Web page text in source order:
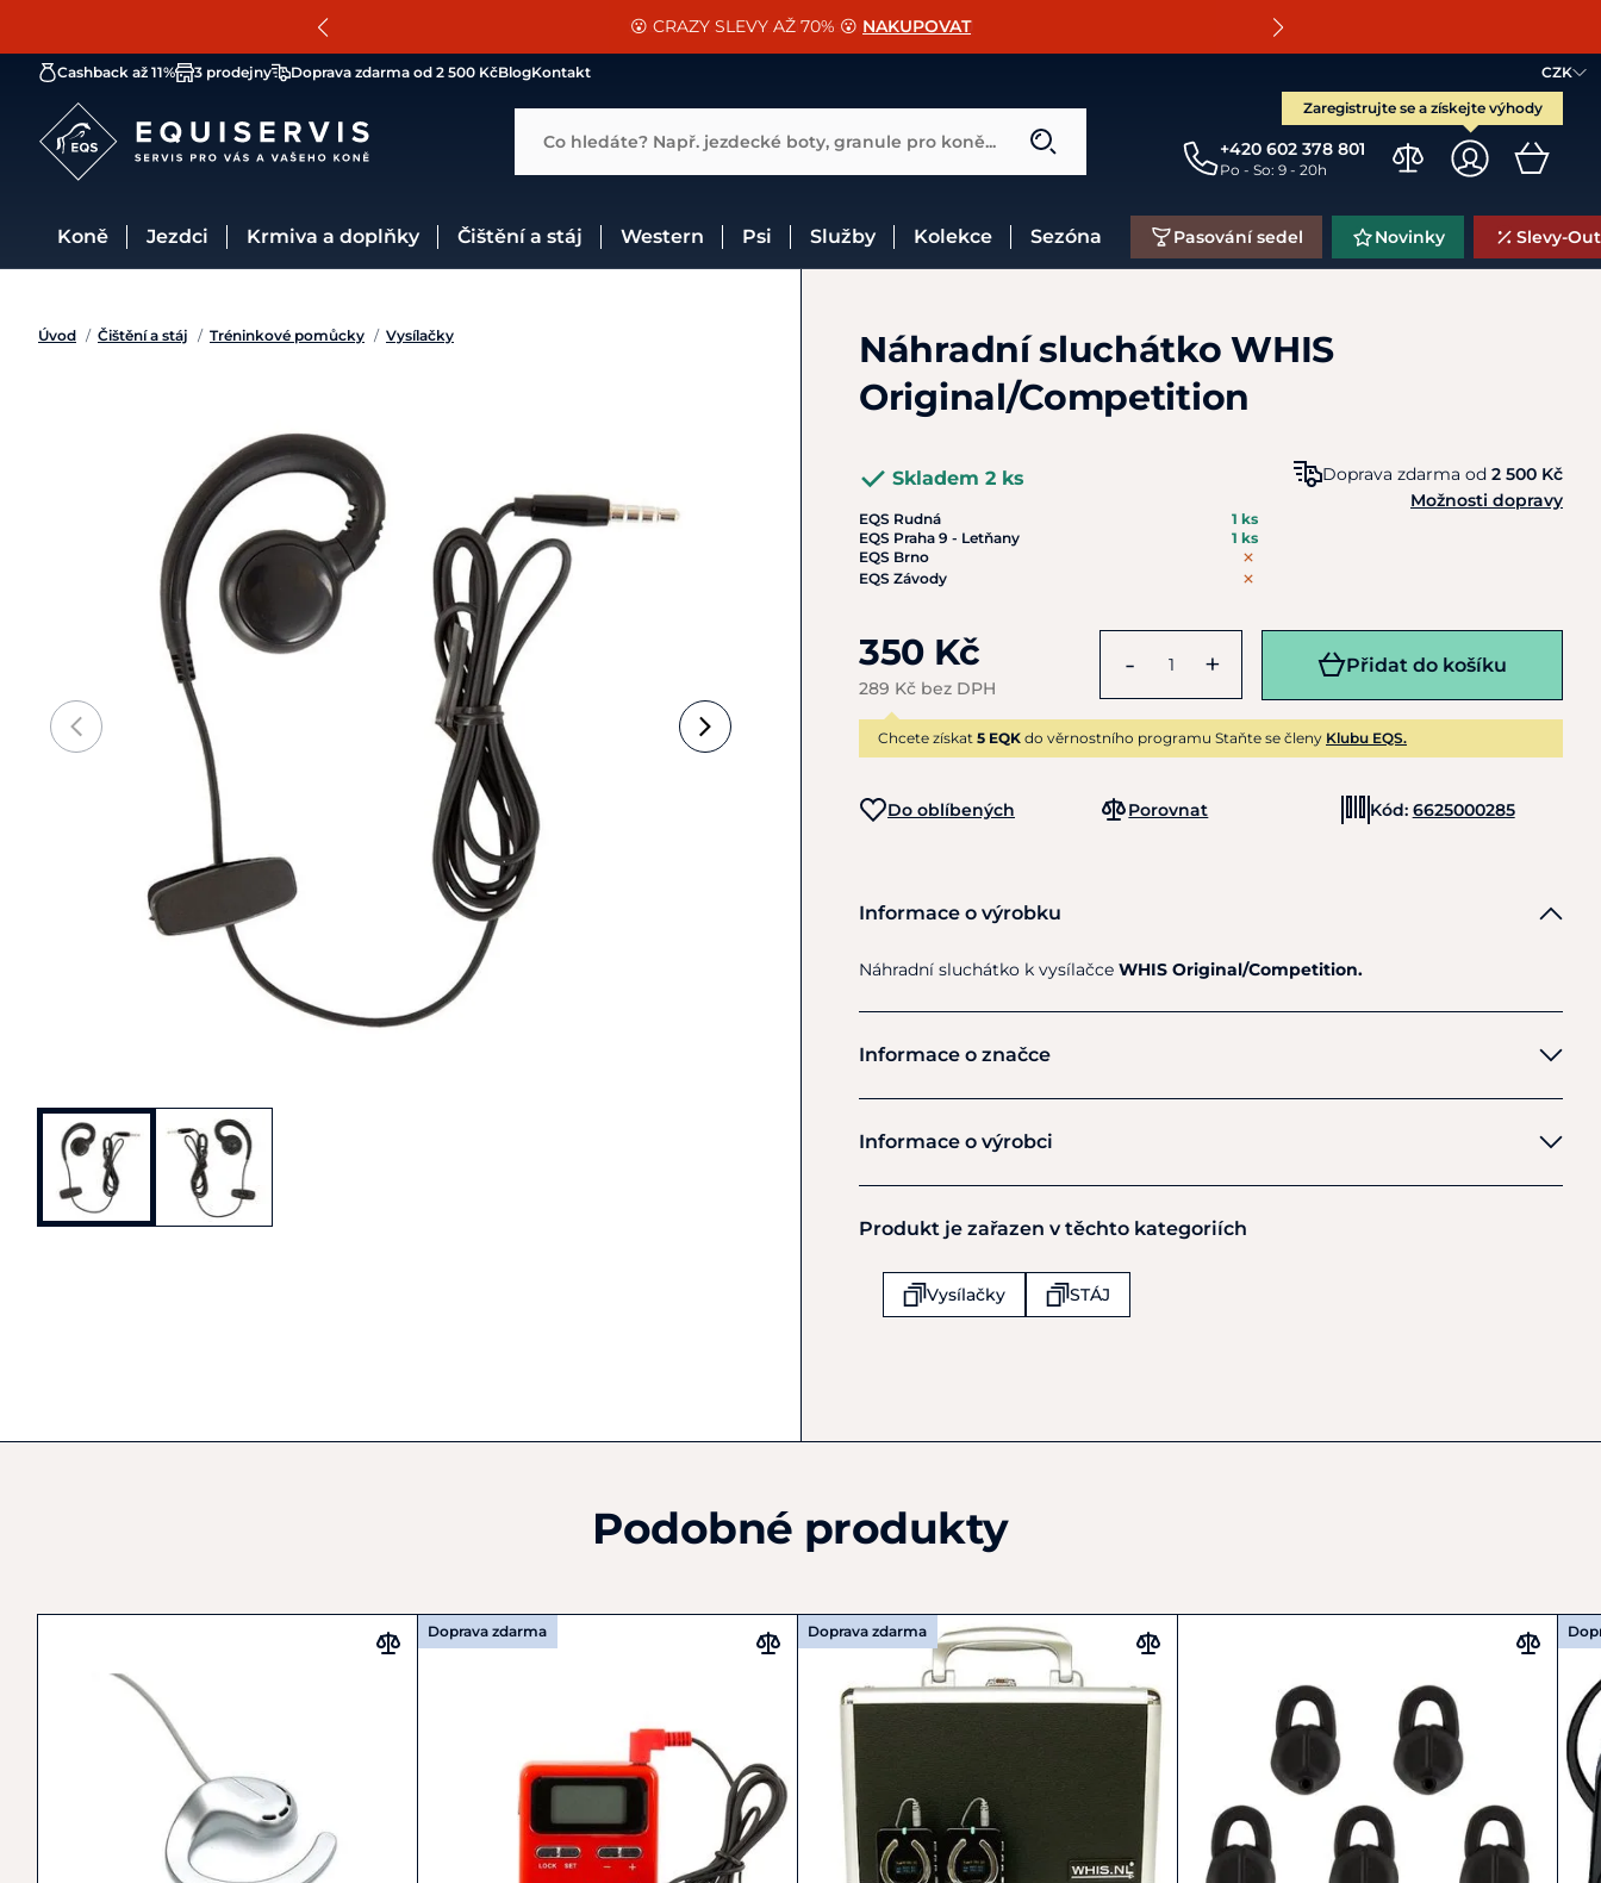
SLEVA 13% na vše od Cassini! CHCI SLEVU
😮 CRAZY SLEVY AŽ 70% 😮 NAKUPOVAT
📐Pasování a doplňky k vybraným sedlům ZDARMA 🐴
CZK
Zaregistrujte se a získejte výhody
+420 602 378 801
Po - So: 9 - 20h
Cashback až 11% 3 prodejny Doprava zdarma od 2 500 KčBlogKontakt
Co hledáte? Např. jezdecké boty, granule pro koně...
Koně Jezdci Krmiva a doplňky Čištění a stáj Western Psi Služby Kolekce Sezóna Pasování sedel Novinky Slevy-
Úvod / Čištění a stáj / Tréninkové pomůcky / Vysílačky
Náhradní sluchátko WHIS
Original/Competition
Skladem 2 ks
EQS Rudná
1 ks
EQS Praha 9 - Letňany
1 ks
EQS Brno
EQS Závody
Doprava zdarma od 2 500 Kč
Možnosti dopravy
350 Kč
289 Kč bez DPH
- + Přidat do košíku
Chcete získat 5 EQK do věrnostního programu Staňte se členy Klubu EQS.
Do oblíbených Porovnat Kód: 6625000285
Informace o výrobku
Náhradní sluchátko k vysílačce WHIS Original/Competition.
Informace o značce
Whis
Informace o výrobci
WHIS Tack & Tool B.V.
Boven-Leeuwen
6657KD
Produkt je zařazen v těchto kategoriích
Vysílačky STÁJ
Podobné produkty
Doprava zdarma Doprava zdarma